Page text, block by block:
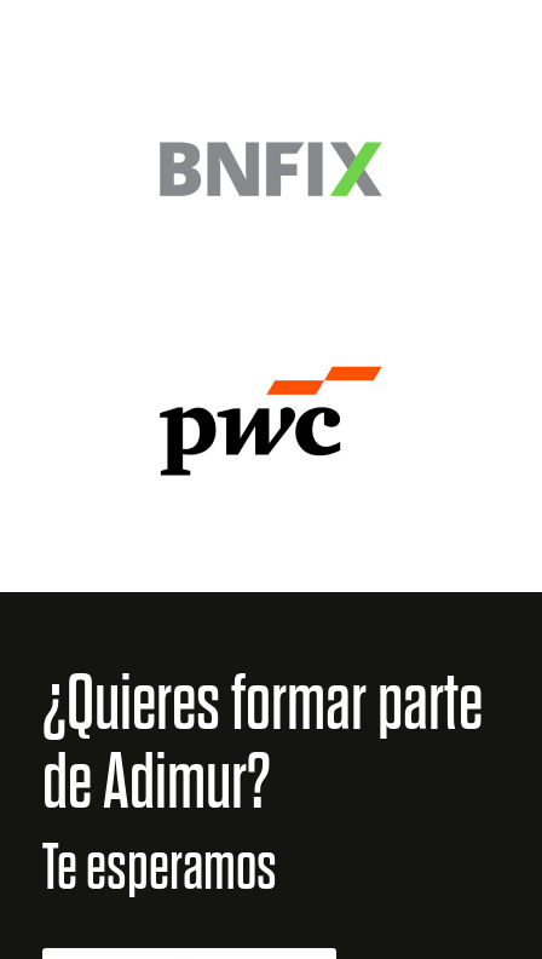
¿Quieres formar parte
de Adimur?
Te esperamos